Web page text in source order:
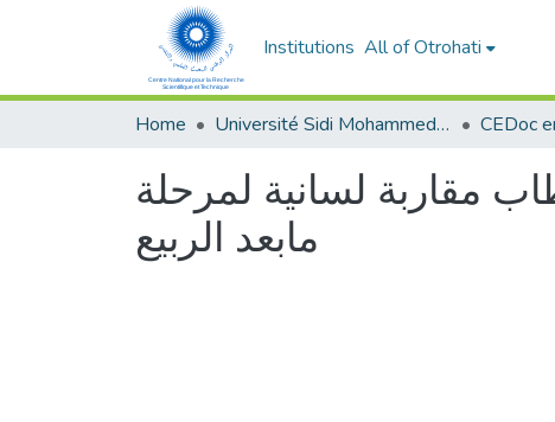
Institutions All of Otrohati
Home Université Sidi Mohammed Ben Abdellah - Fès
مقاربة لسانية لمرحلة
مابعد الربيع